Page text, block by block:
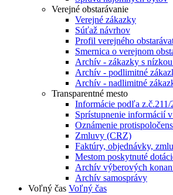
Verejné obstarávanie
Verejné zákazky
Súťaž návrhov
Profil verejného
Smernica o verejnom
Archív - zákazky s
Archív - podlimitné
Archív - nadlimitné
Transparentné mesto
Informácie podľa z.č.211/
Sprístupnenie informácií
Oznámenie
Zmluvy (CRZ)
Faktúry, objednávky,
Mestom poskytnuté
Archív výberových
Archív samosprávy
Voľný čas Voľný čas